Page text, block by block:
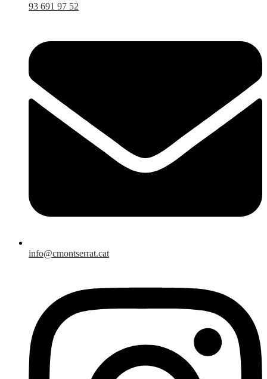
93 691 97 52
info@cmontserrat.cat